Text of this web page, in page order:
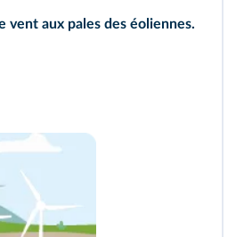
vent aux pales des éoliennes.